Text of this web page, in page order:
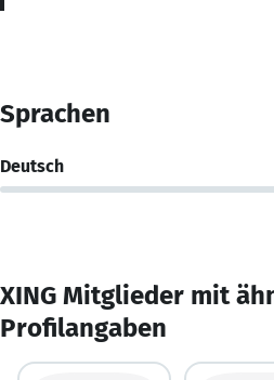
Sprachen
Deutsch
XING Mitglieder mit
Profilangaben